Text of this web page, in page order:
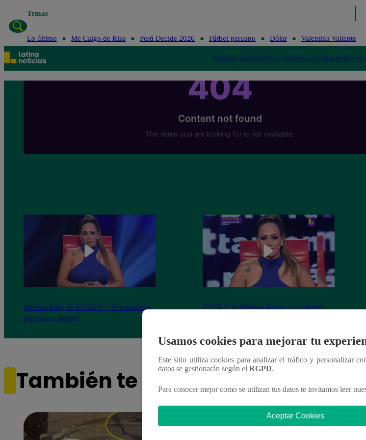
Temas Me
Lo último Me Caigo de Risa Perú Decide 2026 Fútbol peruano Dólar Valentina Valiente
PolíticaLimaMundoTe ayudoTendenciasDeportes
Melissa Klug en EVDLV: ¿Te consideras
una buena madre?
EVDLV de Melissa Klug: ¿Le compró
También te puede interesar
Usamos cookies para mejorar tu
Este sitio utiliza cookies para analizar el tráfico y personalizar
datos se gestionarán según el RGPD.
Para conocer mejor como se utilizan tus datos te invitamos leer
Aceptar Cookies